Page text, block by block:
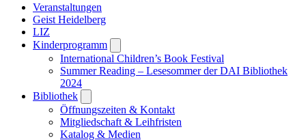
Veranstaltungen
Geist Heidelberg
LIZ
Kinderprogramm
submenu
International Children’s Book Festival
Summer Reading – Lesesommer der DAI Bibliothek
2024
Bibliothek
submenu
Öffnungszeiten & Kontakt
Mitgliedschaft & Leihfristen
Katalog & Medien